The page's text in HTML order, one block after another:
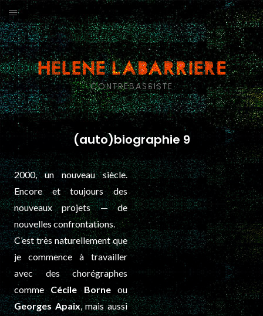
Aller
au
contenu
CONTREBASSISTE
(auto)biographie 9
2000, un nouveau siècle.
Encore et toujours des
nouveaux projets — de
nouvelles confrontations.
C’est très naturellement que
je commence à travailler
avec des chorégraphes
comme Cécile Borneou
Georges Apaix, mais aussi
ACTUS
GROUPES
CALENDRIER
(AUTO)BIOGRAPHIE
DISCOGRAPHIE
BRIC À BRAC